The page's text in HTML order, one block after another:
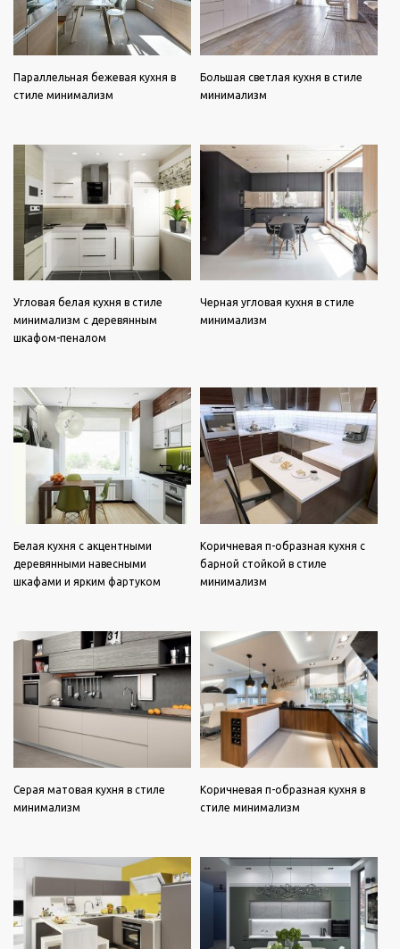
Параллельная бежевая кухня в
стиле минимализм
Большая светлая кухня в стиле
минимализм
Угловая белая кухня в стиле
минимализм с деревянным
шкафом-пеналом
Черная угловая кухня в стиле
минимализм
Белая кухня с акцентными
деревянными навесными
шкафами и ярким фартуком
Коричневая п-образная кухня с
барной стойкой в стиле
минимализм
Серая матовая кухня в стиле
минимализм
Коричневая п-образная кухня в
стиле минимализм